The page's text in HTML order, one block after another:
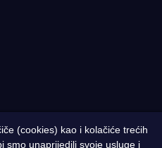
(cookies) kao i kolačiće trećih
smo unaprijedili svoje usluge i